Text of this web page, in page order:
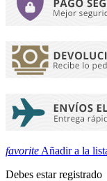
favorite Añadir a la
Debes estar registrado